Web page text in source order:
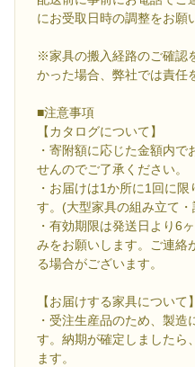
にお受取日時の調整をお願
※家具の搬入経路のご確認
かった場合、弊社では責任
■注意事項
【カタログについて】
・寄附額に応じた金額内
せんのでご了承ください。
・お届けは1か所に1回に
す。(大型家具の組み立て
・有効期限は発送日より6
みをお願いします。ご連絡
る場合がございます。
【お届けする家具について】
・受注生産品のため、製
す。納期が確定しましたら
ます。